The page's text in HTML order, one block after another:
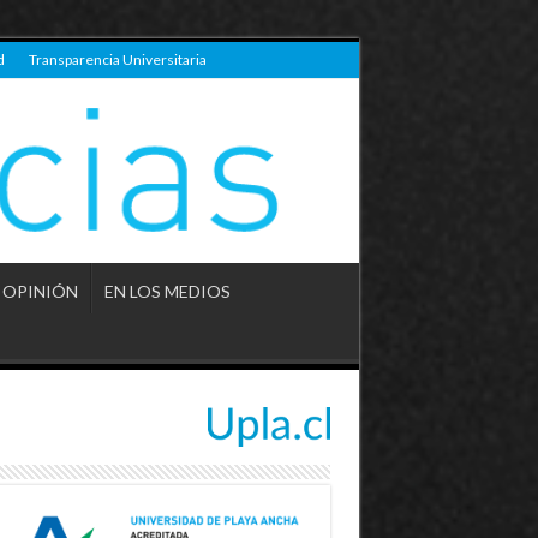
Transparencia Universitaria
OPINIÓN EN LOS MEDIOS